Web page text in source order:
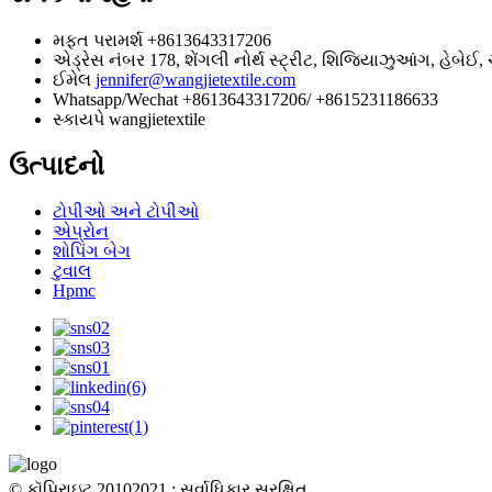
મફત પરામર્શ +8613643317206
એડ્રેસ નંબર 178, શેંગલી નોર્થ સ્ટ્રીટ, શિજિયાઝુઆંગ, હેબેઈ,
ઈમેલ jennifer@wangjietextile.com
Whatsapp/Wechat +8613643317206/ +8615231186633
સ્કાયપે wangjietextile
ઉત્પાદનો
ટોપીઓ અને ટોપીઓ
એપ્રોન
શોપિંગ બેગ
ટુવાલ
Hpmc